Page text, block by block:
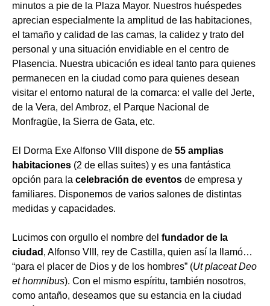
minutos a pie de la Plaza Mayor. Nuestros huéspedes
aprecian especialmente la amplitud de las habitaciones,
el tamaño y calidad de las camas, la calidez y trato del
personal y una situación envidiable en el centro de
Plasencia. Nuestra ubicación es ideal tanto para quienes
permanecen en la ciudad como para quienes desean
visitar el entorno natural de la comarca: el valle del Jerte,
de la Vera, del Ambroz, el Parque Nacional de
Monfragüe, la Sierra de Gata, etc.
El Dorma Exe Alfonso VIII dispone de 55 amplias
habitaciones (2 de ellas suites) y es una fantástica
opción para la celebración de eventos de empresa y
familiares. Disponemos de varios salones de distintas
medidas y capacidades.
Lucimos con orgullo el nombre del fundador de la
ciudad , Alfonso VIII, rey de Castilla, quien así la llamó…
“para el placer de Dios y de los hombres” (Ut placeat Deo
et homnibus). Con el mismo espíritu, también nosotros,
como antaño, deseamos que su estancia en la ciudad